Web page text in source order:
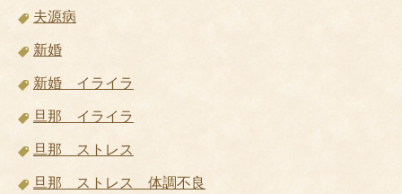
夫源病
新婚
新婚 イライラ
旦那 イライラ
旦那 ストレス
旦那 ストレス 体調不良